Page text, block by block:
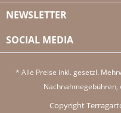
NEWSLETTER
SOCIAL MEDIA
* Alle Preise inkl. gesetzl.
Copyright